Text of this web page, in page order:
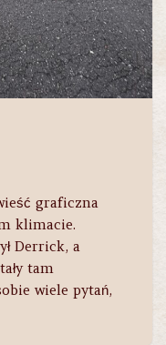
graficzna
klimacie.
Derrick, a
tam
wiele pytań,